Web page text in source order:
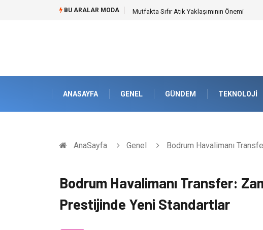
BU ARALAR MODA Novec 1230 Yangın Söndürme Sistemi:
ANASAYFA GENEL GÜNDEM TEKNOLOJI
AnaSayfa Genel Bodrum Havalimanı
Bodrum Havalimanı Transfer:
Prestijinde Yeni Standartlar